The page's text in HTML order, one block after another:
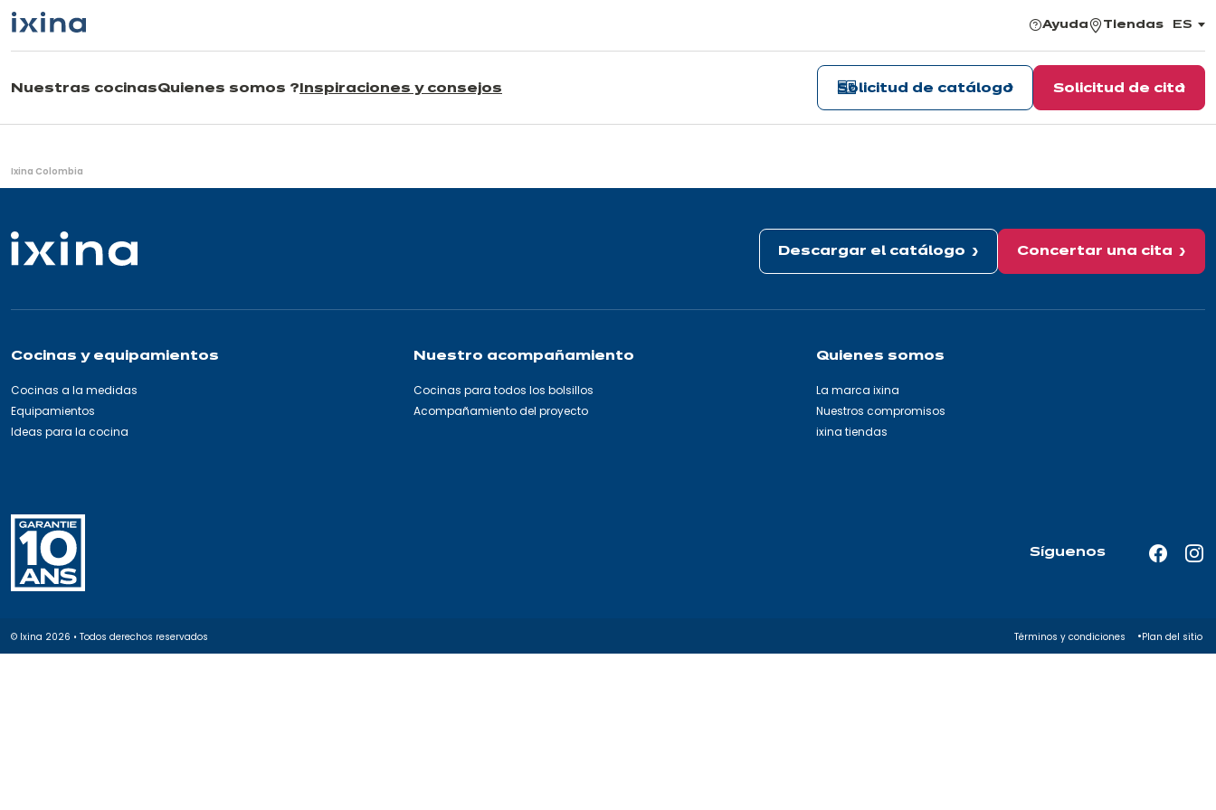
Ir a la navegación
Ir al contenido principal
Ayuda Tiendas ES
,
Nuestras cocinasQuienes somos ? Inspiraciones y consejos Solicitud de cita
Solicitud de catálogo
Usted
está
Ixina Colombia
Descargar el catálogo Concertar una cita
Cocinas y equipamientos
Cocinas a la medidas
Equipamientos
Ideas para la cocina
Nuestro acompañamiento
Cocinas para todos los bolsillos
Acompañamiento del proyecto
Quienes somos
La marca ixina
Nuestros compromisos
ixina tiendas
Síguenos
una
Términos y condiciones Plan del sitio
© Ixina 2026 • Todos derechos reservados